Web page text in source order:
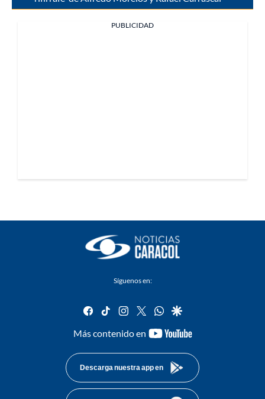
PUBLICIDAD
Síguenos en:
facebook
tiktok instagram
twitterwhatsapp
google
Más contenido en
youtube-
Descarga nuestra app en